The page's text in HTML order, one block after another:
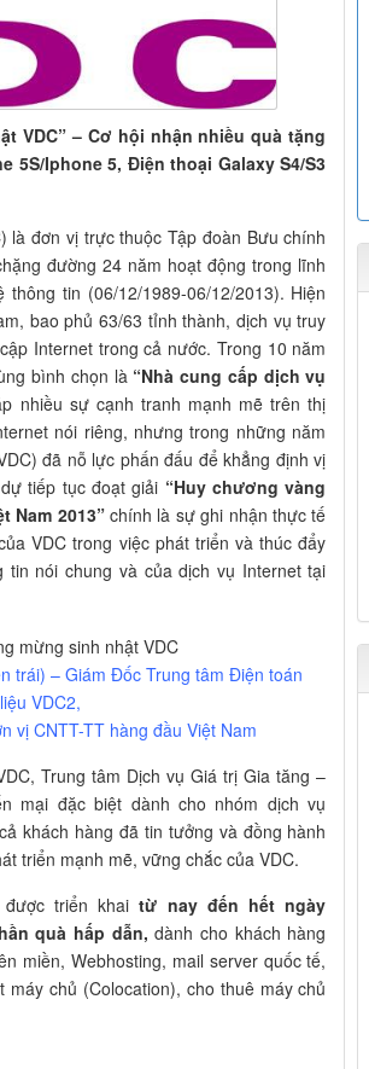
VDC” – Cơ hội nhận nhiều quà tặng
5S/Iphone 5, Điện thoại Galaxy S4/S3
là đơn vị trực thuộc Tập đoàn Bưu chính
đường 24 năm hoạt động trong lĩnh
tin (06/12/1989-06/12/2013). Hiện
bao phủ 63/63 tỉnh thành, dịch vụ truy
Internet trong cả nước. Trong 10 năm
bình chọn là“Nhà cung cấp dịch vụ
nhiều sự cạnh tranh mạnh mẽ trên thị
nói riêng, nhưng trong những năm
đã nỗ lực phấn đấu để khẳng định vị
tiếp tục đoạt giải “Huy chương vàng
Nam 2013”chính là sự ghi nhận thực tế
VDC trong việc phát triển và thúc đẩy
nói chung và của dịch vụ Internet tại
trái) – Giám Đốc Trung tâm Điện toán
VDC2,
vị CNTT-TT hàng đầu Việt Nam
Trung tâm Dịch vụ Giá trị Gia tăng –
mại đặc biệt dành cho nhóm dịch vụ
khách hàng đã tin tưởng và đồng hành
triển mạnh mẽ, vững chắc của VDC.
được triển khaitừ nay đến hết ngày
quà hấp dẫn, dành cho khách hàng
miền, Webhosting, mail server quốc tế,
chủ (Colocation), cho thuê máy chủ